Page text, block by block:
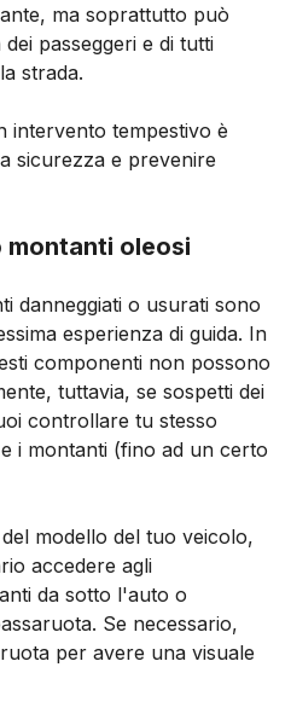
ma soprattutto può
passeggeri e di tutti
strada.
intervento tempestivo è
sicurezza e prevenire
oleosi
danneggiati o usurati sono
esperienza di guida. In
componenti non possono
tuttavia, se sospetti dei
controllare tu stesso
i montanti (fino ad un certo
modello del tuo veicolo,
accedere agli
da sotto l'auto o
Se necessario,
per avere una visuale